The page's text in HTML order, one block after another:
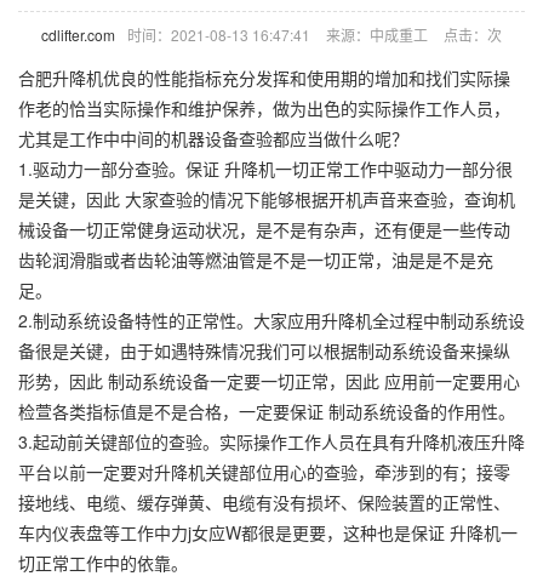
cdlifter.com 时间：2021-08-13 16:47:41 来源：中成重工 点击： 次
合肥升降机优良的性能指标充分发挥和使用期的增加和找们实际操
作老的恰当实际操作和维护保养，做为出色的实际操作工作人员，
尤其是工作中中间的机器设备查验都应当做什么呢？
1.驱动力一部分查验。保证 升降机一切正常工作中驱动力一部分很
是关键，因此 大家查验的情况下能够根据开机声音来查验，查询机
械设备一切正常健身运动状况，是不是有杂声，还有便是一些传动
齿轮润滑脂或者齿轮油等燃油管是不是一切正常，油是是不是充
足。
2.制动系统设备特性的正常性。大家应用升降机全过程中制动系统设
备很是关键，由于如遇特殊情况我们可以根据制动系统设备来操纵
形势，因此 制动系统设备一定要一切正常，因此 应用前一定要用心
检萱各类指标值是不是合格，一定要保证 制动系统设备的作用性。
3.起动前关键部位的查验。实际操作工作人员在具有升降机液压升降
平台以前一定要对升降机关键部位用心的查验，牵涉到的有；接零
接地线、电缆、缓存弹黄、电缆有没有损坏、保险装置的正常性、
车内仪表盘等工作中力j女应W都很是更要，这种也是保证 升降机一
切正常工作中的依靠。